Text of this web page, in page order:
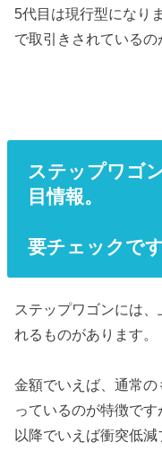
5代目は現行型になり
で取引きされているの
ステップワゴ
目情報。
要チェックです
ステップワゴンには
れるものがあります。
金額でいえば、通常
っているのが特徴で
以降でいえば衝突低